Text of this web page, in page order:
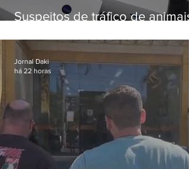
Suspeitos de tráfico de animais
aves
Jornal Daki
há 22 horas